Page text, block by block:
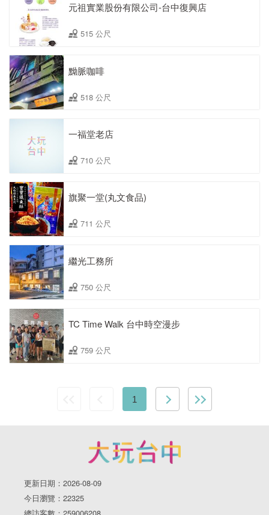
元祖實業股份有限公司-台中復興店
515 公尺
黝脈咖啡
518 公尺
一福堂老店
710 公尺
旗聚一堂(丸文食品)
711 公尺
繼光工務所
750 公尺
TC Time Walk 台中時空漫步
759 公尺
1
更新日期：2026-08-09
今日瀏覽：22325